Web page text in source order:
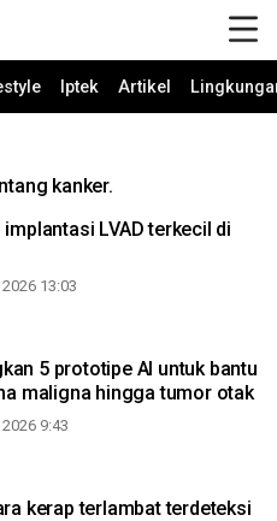
Iptek Artikel
kanker.
implantasi LVAD terkecil di
13:03
5 prototipe AI untuk bantu
maligna hingga tumor otak
9:43
kerap terlambat terdeteksi